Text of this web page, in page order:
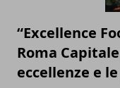
“Excellence
Roma
eccellenze e